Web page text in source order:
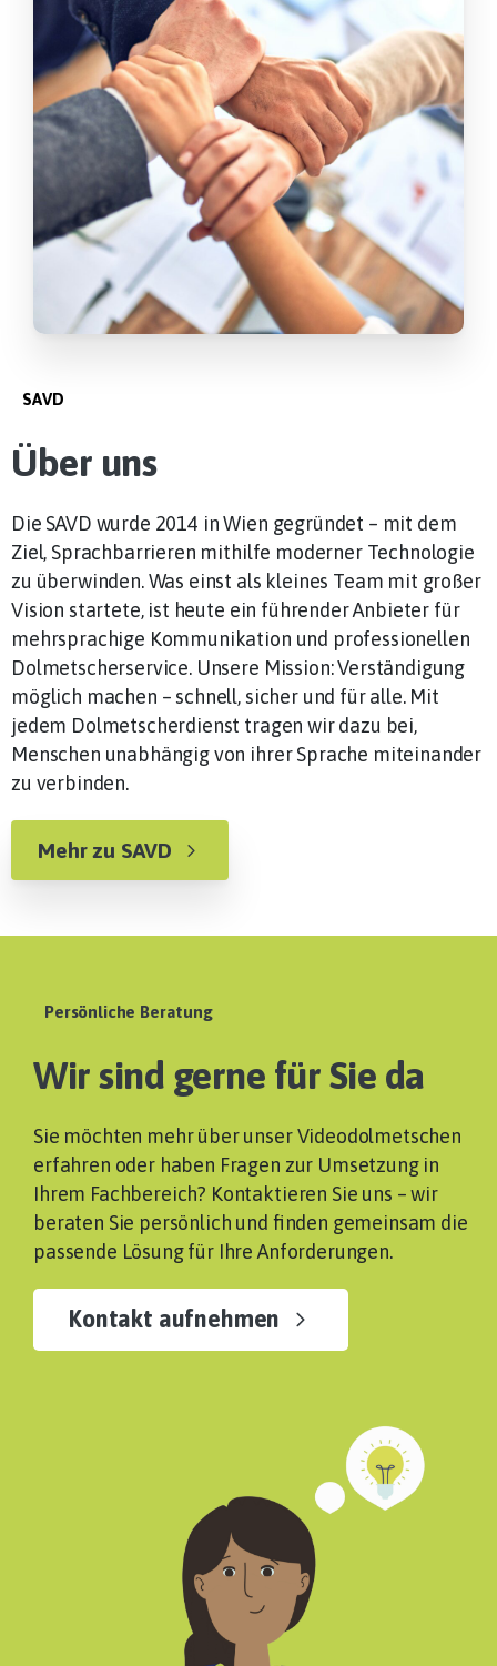
SAVD
Über uns
Die SAVD wurde 2014 in Wien gegründet – mit dem
Ziel, Sprachbarrieren mithilfe moderner Technologie
zu überwinden. Was einst als kleines Team mit großer
Vision startete, ist heute ein führender Anbieter für
mehrsprachige Kommunikation und professionellen
Dolmetscherservice. Unsere Mission: Verständigung
möglich machen – schnell, sicher und für alle. Mit
jedem Dolmetscherdienst tragen wir dazu bei,
Menschen unabhängig von ihrer Sprache miteinander
zu verbinden.
Mehr zu SAVD
Persönliche Beratung
Wir sind gerne für Sie da
Sie möchten mehr über unser Videodolmetschen
erfahren oder haben Fragen zur Umsetzung in
Ihrem Fachbereich? Kontaktieren Sie uns – wir
beraten Sie persönlich und finden gemeinsam die
passende Lösung für Ihre Anforderungen.
Kontakt aufnehmen